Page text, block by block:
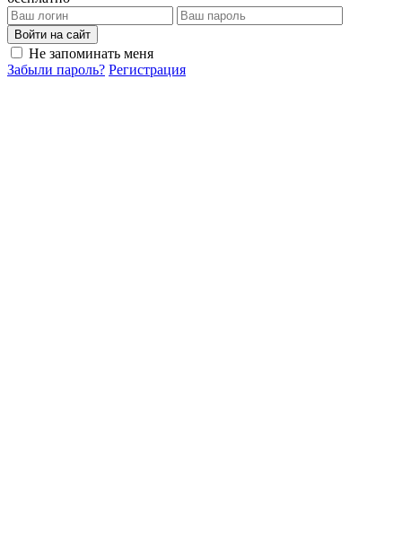
Войти на сайт
Не запоминать меня
Забыли пароль? Регистрация